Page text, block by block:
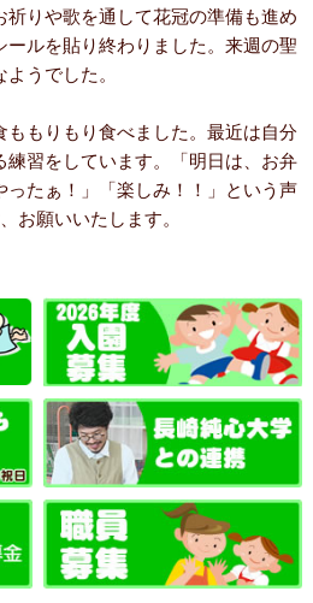
りや歌を通して花冠の準備も進め
ルを貼り終わりました。来週の聖
うでした。
もりもり食べました。最近は自分
練習をしています。「明日は、お弁
ったぁ！」「楽しみ！！」という声
お願いいたします。